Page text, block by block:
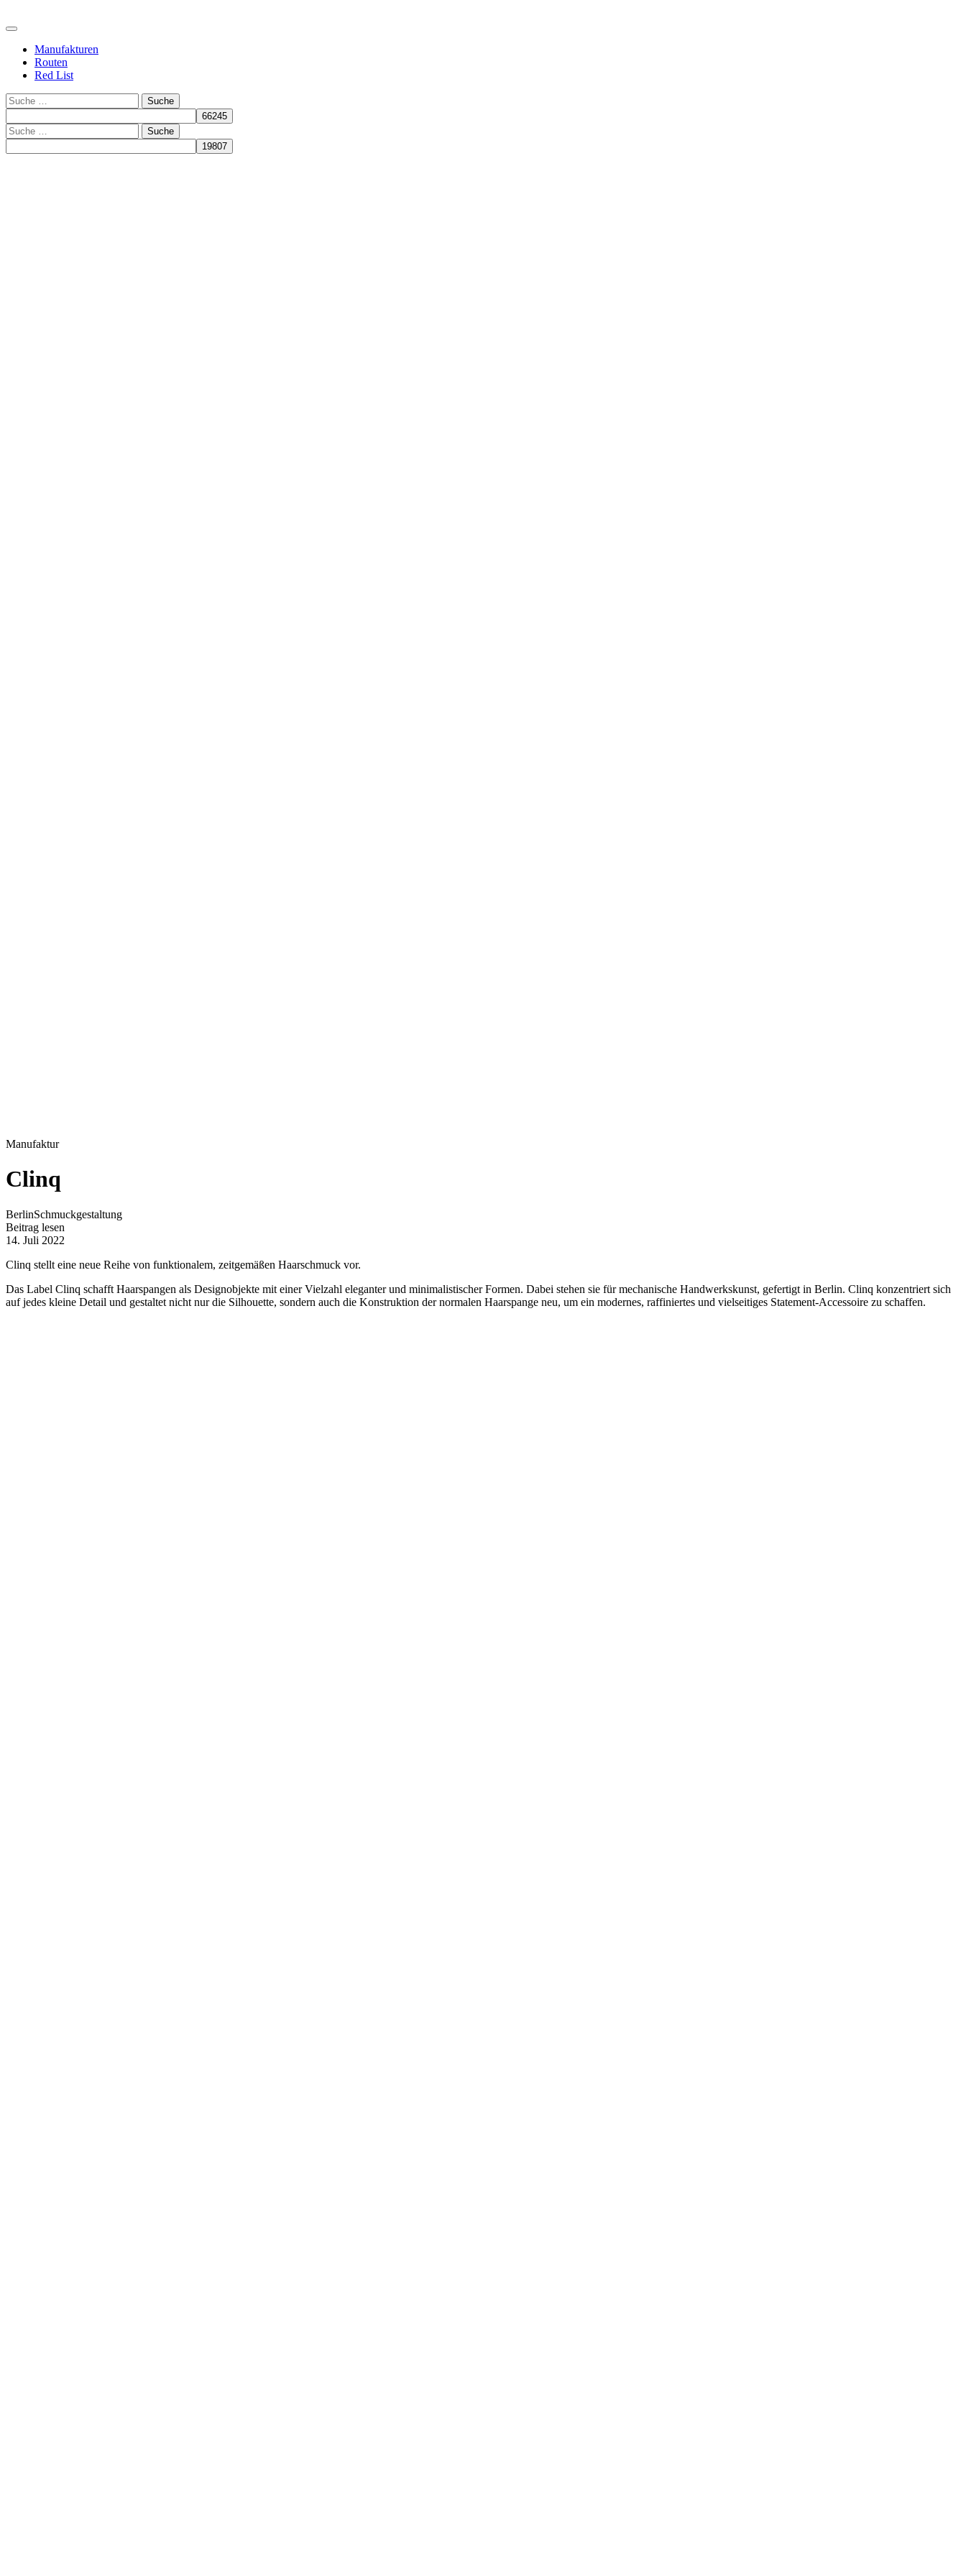
Manufakturen
Routen
Red List
Suche
Suche
Manufaktur
Clinq
BerlinSchmuckgestaltung
Beitrag lesen
14. Juli 2022
Clinq stellt eine neue Reihe von funktionalem, zeitgemäßen Haarschmuck vor.
Das Label Clinq schafft Haarspangen als Designobjekte mit einer Vielzahl eleganter und minimalistischer Formen. Dabei stehen sie für mechanische Handwerkskunst, gefertigt in Berlin. Clinq konzentriert sich
auf jedes kleine Detail und gestaltet nicht nur die Silhouette, sondern auch die Konstruktion der normalen Haarspange neu, um ein modernes, raffiniertes und vielseitiges Statement-Accessoire zu schaffen.